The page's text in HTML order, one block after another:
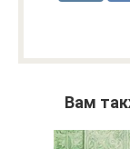
Вам